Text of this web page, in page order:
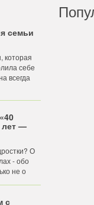
семьи
которая
себе
всегда
лет —
О
- обо
не о
с